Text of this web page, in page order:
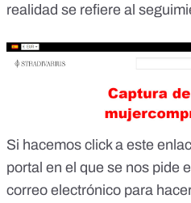
realidad se refiere al
Si hacemos click a este
portal en el que se nos pide
correo electrónico para